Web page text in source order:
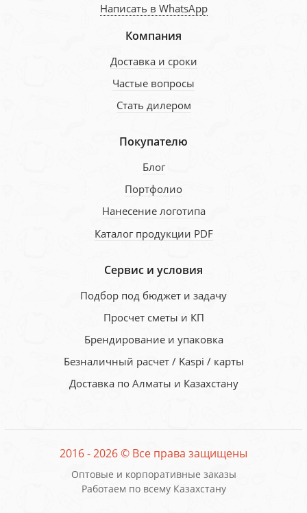
Написать в WhatsApp
Компания
Доставка и сроки
Частые вопросы
Стать дилером
Покупателю
Блог
Портфолио
Нанесение логотипа
Каталог продукции PDF
Сервис и условия
Подбор под бюджет и задачу
Просчет сметы и КП
Брендирование и упаковка
Безналичный расчет / Kaspi / карты
Доставка по Алматы и Казахстану
2016 - 2026 © Все права защищены
Оптовые и корпоративные заказы
Работаем по всему Казахстану